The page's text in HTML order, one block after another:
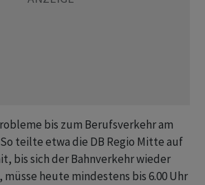
bis zum Berufsverkehr am
teilte etwa die DB Regio Mitte auf
bis sich der Bahnverkehr wieder
heute mindestens bis 6.00 Uhr